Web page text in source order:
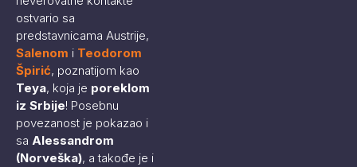
ostvario sa
predstavnicama Austrije,
Salenom i Teodorom
Špirić, poznatijom kao
Teya, koja je poreklom
iz Srbije! Posebnu
povezanost je pokazao i
sa Alessandrom
(Norveška), a takođe je i